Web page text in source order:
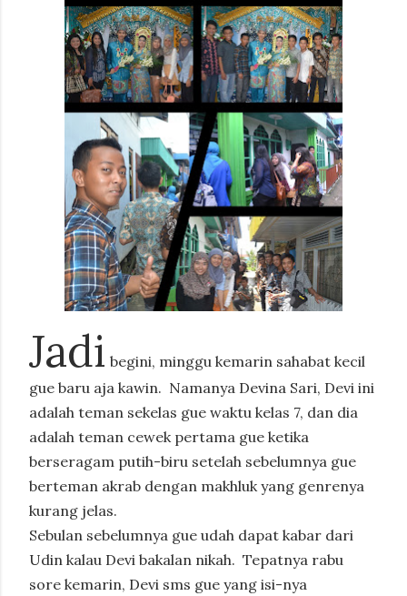
Jadi begini, minggu kemarin sahabat kecil
gue baru aja kawin. Namanya Devina Sari, Devi ini
adalah teman sekelas gue waktu kelas 7, dan dia
adalah teman cewek pertama gue ketika
berseragam putih-biru setelah sebelumnya gue
berteman akrab dengan makhluk yang genrenya
kurang jelas.
Sebulan sebelumnya gue udah dapat kabar dari
Udin kalau Devi bakalan nikah. Tepatnya rabu
sore kemarin, Devi sms gue yang isi-nya